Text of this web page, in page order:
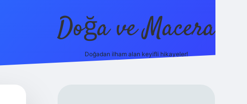
Doğa ve Macera
Doğadan ilham alan keyifli hikayeler!